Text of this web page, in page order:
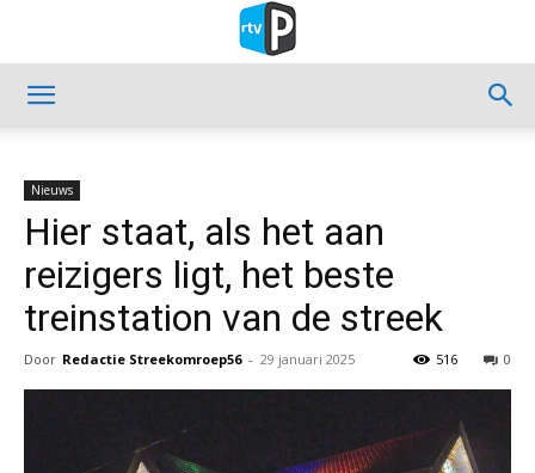
Nieuws
Hier staat, als het aan
reizigers ligt, het beste
treinstation van de streek
Door Redactie Streekomroep56 - 29 januari 2025 0
516